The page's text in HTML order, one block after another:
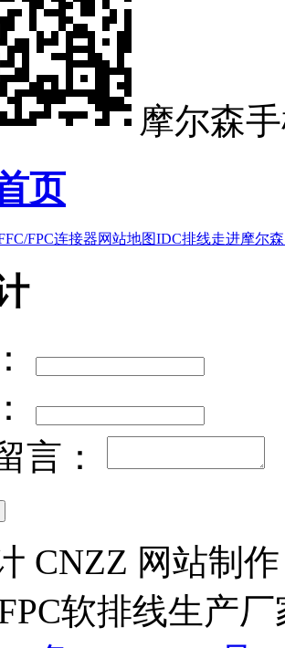
摩尔森
页
FPC连接器网站地图IDC排线走进摩尔森
言：
CNZZ 网站制
软排线生产